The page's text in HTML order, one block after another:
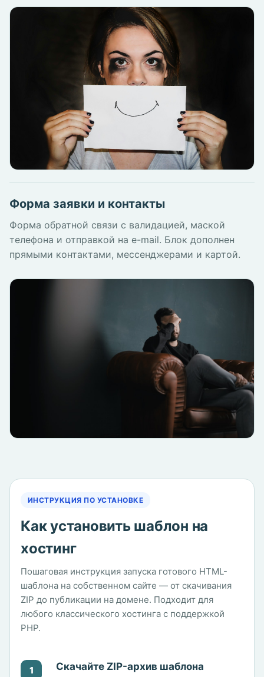
Форма заявки и контакты
Форма обратной связи с валидацией, маской
телефона и отправкой на e-mail. Блок дополнен
прямыми контактами, мессенджерами и картой.
ИНСТРУКЦИЯ ПО УСТАНОВКЕ
Как установить шаблон на
хостинг
Пошаговая инструкция запуска готового HTML-
шаблона на собственном сайте — от скачивания
ZIP до публикации на домене. Подходит для
любого классического хостинга с поддержкой
PHP.
1
Скачайте ZIP-архив шаблона